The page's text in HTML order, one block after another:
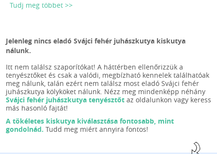
Tudj meg többet >>
Jelenleg nincs eladó Svájci fehér juhászkutya kiskutya
nálunk.
Itt nem találsz szaporítókat! A háttérben ellenőrizzük a
tenyésztőket és csak a valódi, megbízható kennelek találhatóak
meg nálunk, talán ezért nem találsz most eladó Svájci fehér
juhászkutya kölyköket nálunk. Nézz meg mindenképp néhány
Svájci fehér juhászkutya tenyésztőt az oldalunkon vagy keress
más hasonló fajtát!
A tökéletes kiskutya kiválasztása fontosabb, mint
gondolnád. Tudd meg miért annyira fontos!